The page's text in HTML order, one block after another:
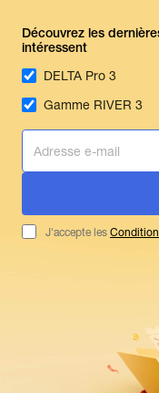
Découvrez les
intéressent
DELTA Pro 3
Gamme RIVER 3
J'accepte les